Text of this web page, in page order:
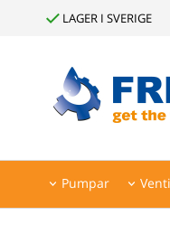
LAGER I SVERIGE
Pumpar